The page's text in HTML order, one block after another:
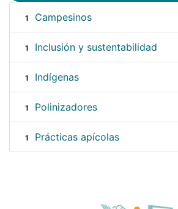
1 Campesinos
1 Inclusión y sustentabilidad
1 Indígenas
1 Polinizadores
1 Prácticas apícolas